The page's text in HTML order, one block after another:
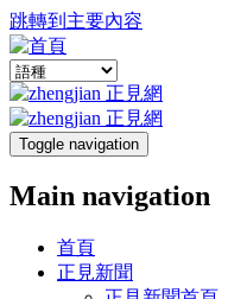
跳轉到主要內容
Toggle navigation
Main navigation
首頁
正見新聞